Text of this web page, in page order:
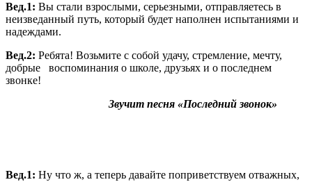
Вед.1: Вы стали взрослыми, серьезными, отправляетесь в
неизведанный путь, который будет наполнен испытаниями и
надеждами.
Вед.2: Ребята! Возьмите с собой удачу, стремление, мечту,
добрые воспоминания о школе, друзьях и о последнем
звонке!
Звучит песня «Последний звонок»
Вед.1: Ну что ж, а теперь давайте поприветствуем отважных,